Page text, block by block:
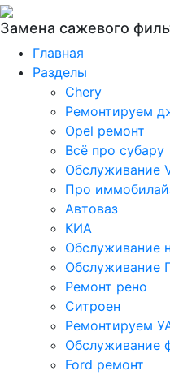
Замена сажевого
Главная
Разделы
Chery
Ремонтируем
Opel ремонт
Всё про субару
Обслуживание
Про
Автоваз
КИА
Обслуживание
Обслуживание
Ремонт рено
Ситроен
Ремонтируем
Обслуживание
Ford ремонт